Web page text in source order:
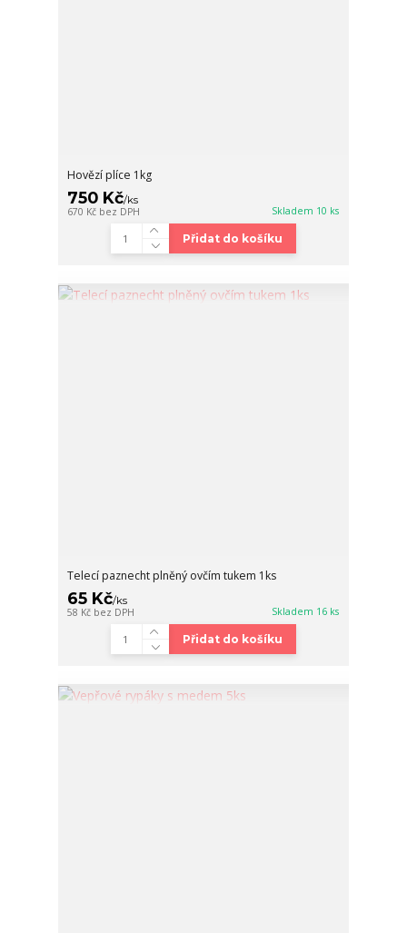
Hovězí plíce 1kg
750 Kč/ks
670 Kč bez DPH Skladem 10 ks
Přidat do košíku
Telecí paznecht plněný ovčím tukem 1ks
65 Kč/ks
58 Kč bez DPH Skladem 16 ks
Přidat do košíku